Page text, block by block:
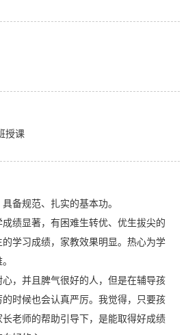
授课
备规范、扎实的基本功。
绩显著，有困难生转优、优生拔尖的
学习成绩，家教效果明显。热心为学
，并且脾气很好的人，但是在辅导孩
时候也会认真严厉。我觉得，只要孩
老师的帮助引导下，是能取得好成绩